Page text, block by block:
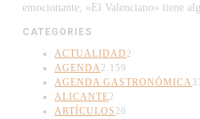
emocionante, «El Valenciano» tiene
CATEGORIES
ACTUALIDAD 2
AGENDA2.159
AGENDA GASTRONÓMICA
ALICANTE2
ARTÍCULOS 26